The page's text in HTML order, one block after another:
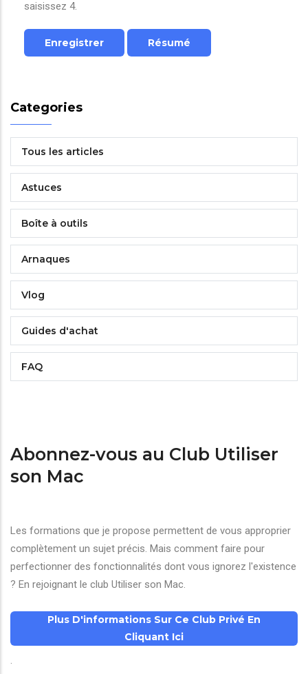
saisissez 4.
Categories
Tous les articles
Astuces
Boîte à outils
Arnaques
Vlog
Guides d'achat
FAQ
Abonnez-vous au Club Utiliser
son Mac
Les formations que je propose permettent de vous approprier
complètement un sujet précis. Mais comment faire pour
perfectionner des fonctionnalités dont vous ignorez l'existence
? En rejoignant le club Utiliser son Mac.
Plus D'informations Sur Ce Club Privé En
Cliquant Ici
.